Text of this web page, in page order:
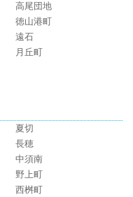
高尾団地
徳山港町
遠石
月丘町
夏切
長穂
中須南
野上町
西桝町